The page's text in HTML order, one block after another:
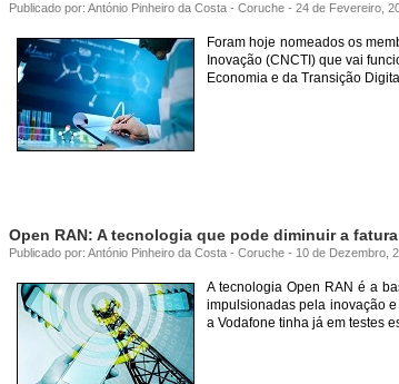
Publicado por: António Pinheiro da Costa - Coruche - 24 de Fevereiro,
Foram hoje nomeados os
Inovação (CNCTI) que vai
Economia e da Transição
Open RAN: A tecnologia que pode diminuir a
Publicado por: António Pinheiro da Costa - Coruche - 10 de Dezembro,
A tecnologia Open RAN é a
impulsionadas pela inovação
a Vodafone tinha já em testes